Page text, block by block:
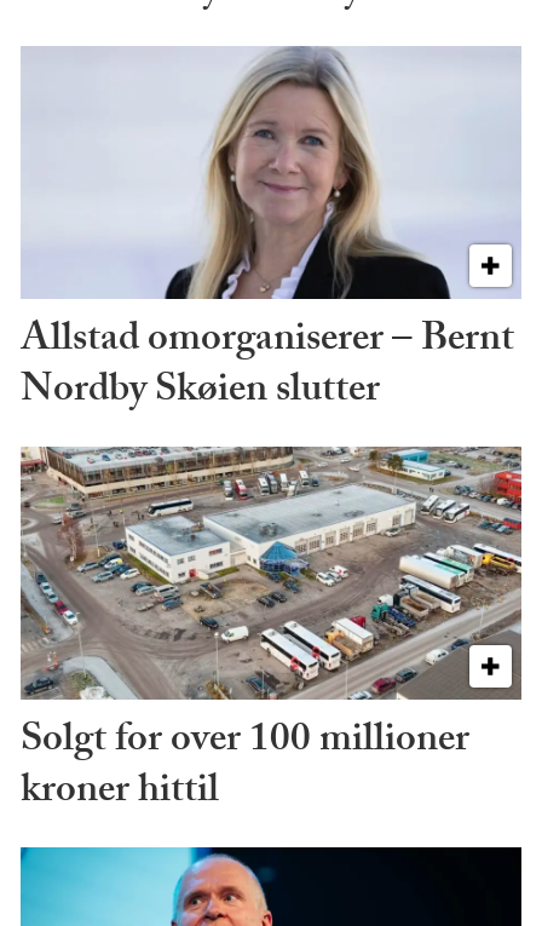
Allstad omorganiserer – Bernt
Nordby Skøien slutter
Solgt for over 100 millioner
kroner hittil